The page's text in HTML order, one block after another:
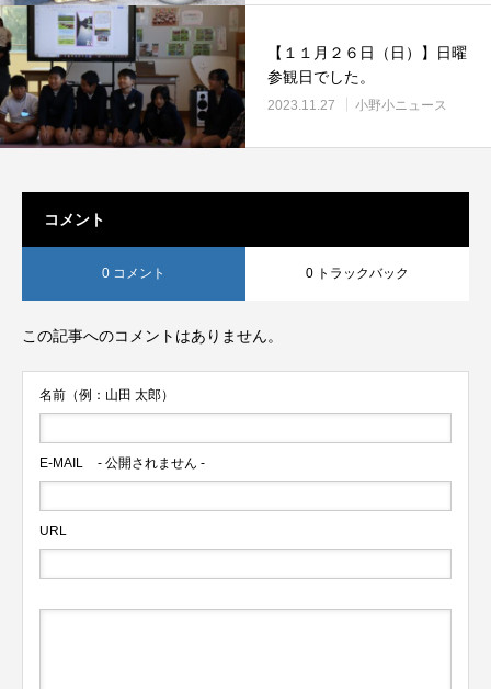
【１１月２６日（日）】日曜
参観日でした。
2023.11.27 小野小ニュース
コメント
0 コメント 0 トラックバック
この記事へのコメントはありません。
名前（例：山田 太郎）
E-MAIL - 公開されません -
URL